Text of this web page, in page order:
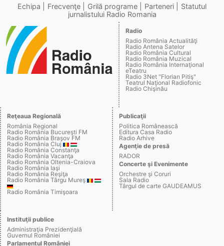
Echipa Frecvenţe Grilă programe Parteneri
Statutul
jurnalistului Radio Romania
Radio
Radio România Actualităţi
Radio Antena Satelor
Radio România Cultural
Radio România Muzical
Radio România Internaţional
eTeatru
Radio 3Net "Florian Pitiş"
Teatrul Naţional Radiofonic
Radio Chişinău
Reţeaua Regională
România Regional
Radio România Bucureşti FM
Radio România Braşov FM
Radio România Cluj
Radio România Constanţa
Radio România Vacanţa
Radio România Oltenia-Craiova
Radio România Iaşi
Radio România Reşiţa
Radio România Târgu Mureş
Radio România Timişoara
Publicaţii
Politica Românească
Editura Casa Radio
Radio Arhive
Agenţie de presă
RADOR
Concerte şi Evenimente
Orchestre şi Coruri
Sala Radio
Târgul de carte GAUDEAMUS
Instituţii publice
Administraţia Prezidenţială
Guvernul României
Parlamentul României